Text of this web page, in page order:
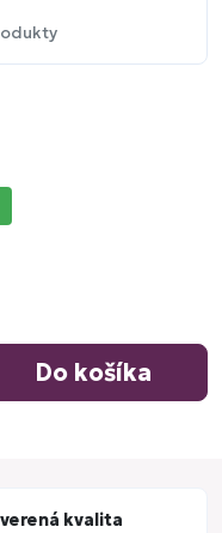
Do košíka
kvalita